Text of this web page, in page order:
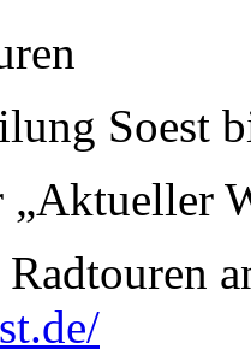
Soest
Radtouren